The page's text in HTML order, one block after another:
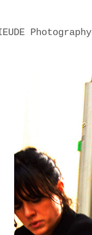
Photography